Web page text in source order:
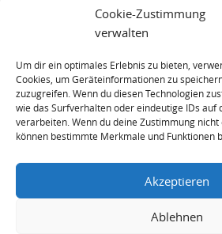
Cookie-Zustimmung
verwalten
Um dir ein optimales Erlebnis zu bieten,
Cookies, um Geräteinformationen zu
zuzugreifen. Wenn du diesen Technologien
wie das Surfverhalten oder eindeutige IDs auf
verarbeiten. Wenn du deine Zustimmung
können bestimmte Merkmale und Funktionen
Akzeptieren
Ablehnen
Datenschutzerklärung